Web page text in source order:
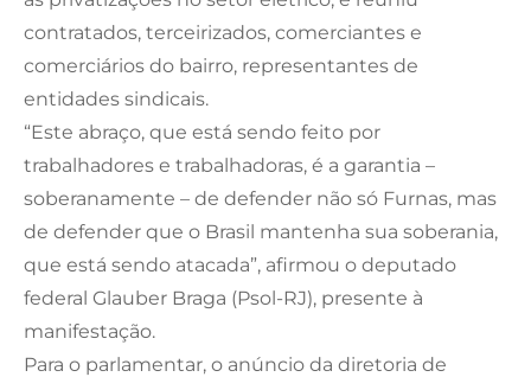
contratados, terceirizados, comerciantes e
comerciários do bairro, representantes de
entidades sindicais.
“Este abraço, que está sendo feito por
trabalhadores e trabalhadoras, é a garantia –
soberanamente – de defender não só Furnas, mas
de defender que o Brasil mantenha sua soberania,
que está sendo atacada”, afirmou o deputado
federal Glauber Braga (Psol-RJ), presente à
manifestação.
Para o parlamentar, o anúncio da diretoria de